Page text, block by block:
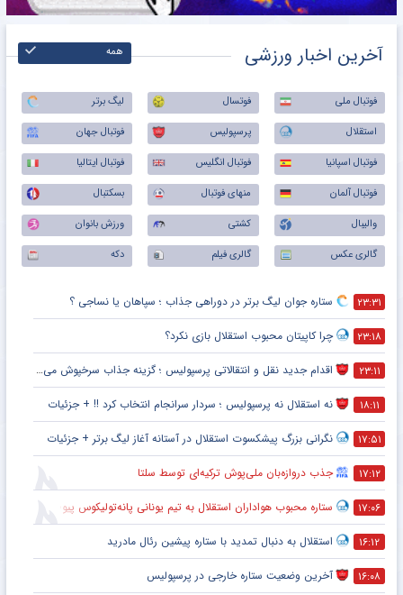
آخرین اخبار ورزشی همه
فوتبال ملی فوتسال
لیگ برتر
استقلال
پرسپولیس
فوتبال جهان
فوتبال اسپانیا
فوتبال انگلیس
فوتبال ایتالیا
فوتبال آلمان
منهای فوتبال
بسکتبال
والیبال
کشتی
ورزش بانوان
گالری عکس
گالری فیلم دکه
۲۳:۳۱ ستاره جوان لیگ برتر در دوراهی جذاب ؛ سپاهان یا نساجی ؟
۲۳:۱۸ چرا کاپیتان محبوب استقلال بازی نکرد؟
۲۳:۱۱ اقدام جدید نقل و انتقالاتی پرسپولیس ؛ گزینه جذاب سرخپوش می شود؟
۱۸:۱۱ نه استقلال نه پرسپولیس ؛ سردار سرانجام انتخاب کرد !! + جزئیات
۱۷:۵۱ نگرانی بزرگ پیشکسوت استقلال در آستانه آغاز لیگ برتر + جزئیات
۱۷:۱۲ جذب دروازه‌بان ملی‌پوش ترکیه‌ای توسط سلتا
۱۷:۰۶ ستاره محبوب هواداران استقلال به تیم یونانی پانه‌تولیکوس پیوست
۱۶:۱۲ استقلال به دنبال تمدید با ستاره پیشین رئال مادرید
۱۶:۰۸ آخرین وضعیت ستاره خارجی در پرسپولیس